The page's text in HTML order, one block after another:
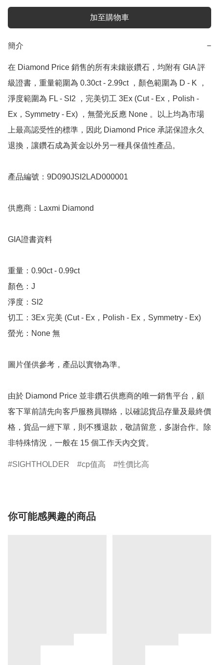
加至購物車
簡介 −
在 Diamond Price 銷售的所有未鑲嵌鑽石，均附有 GIA 評
級證書，重量範圍為 0.30ct - 2.99ct ，顏色範圍為 D - K ，
淨度範圍為 FL - SI2 ，完美切工 3Ex (Cut - Ex，Polish -
Ex，Symmetry - Ex) ，無螢光反應 None 。以上均為市場
上最高認受性的標準，因此 Diamond Price 承諾保證永久
退換，讓鑽石成為黃金以外另一種具保值性產品。
產品編號：9D090JSI2LAD000001
供應商：Laxmi Diamond
GIA證書資料
重量：0.90ct - 0.99ct
顏色：J
淨度：SI2
切工：3Ex 完美 (Cut - Ex，Polish - Ex，Symmetry - Ex)
螢光：None 無
圖片僅供參考，產品以實物為準。
由於 Diamond Price 並非鑽石供應商的唯一銷售平台，顧
客下單前請先向客戶服務員聯絡，以確認貨品存量及最終價
格，貨品一經下單，則不獲退款，敬請留意，多謝合作。除
非特殊情況，一般在 15 個工作天內交貨。
SIGHTHOLDER cp值高 性價比高
你可能感興趣的商品